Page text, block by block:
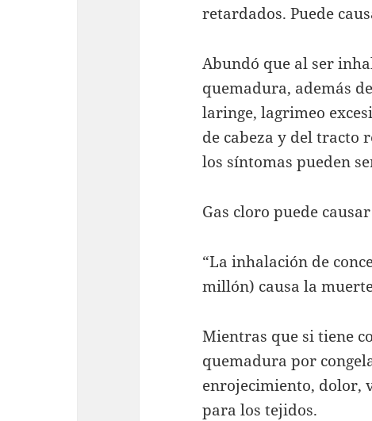
retardados. Puede
Abundó que al ser
quemadura, además
laringe, lagrimeo
de cabeza y del tracto
los síntomas pueden
Gas cloro puede
“La inhalación de
millón) causa la
Mientras que si tiene
quemadura por
enrojecimiento, dolor,
para los tejidos.